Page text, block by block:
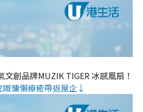
文創品牌MUZIK TIGER 冰感風扇！
慵懶療癒帶返屋企↓